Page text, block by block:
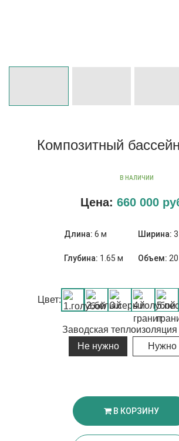
Композитный
В НАЛИЧИИ
Цена: 660 000
Длина: 6 м Ширина:
Глубина: 1.65 м Объем:
Цвет:
Заводская
Не нужно
Нужно
В КОРЗИНУ